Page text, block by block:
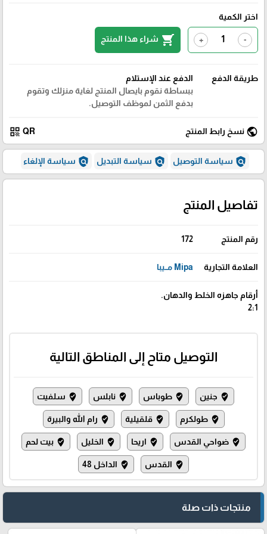
اختر الكمية
-
+
shopping_cart شراء هذا المنتج
طريقة الدفع
الدفع عند الإستلام
ببساطة نقوم بايصال المنتج لغاية منزلك وتقوم
بدفع الثمن لموظف التوصيل.
public نسخ رابط المنتج QR
qr_code
policy سياسة التوصيل policy سياسة التبديل policy سياسة الإلغاء
تفاصيل المنتج
رقم المنتج 172
العلامة التجارية Mipa مــيبا
أرقام جاهزه الخلط والدهان.
2:1
التوصيل متاح إلى المناطق التالية
where_to_vote جنين where_to_vote طوباس where_to_vote نابلس where_to_vote سلفيت
where_to_vote طولكرم where_to_vote قلقيلية where_to_vote رام الله والبيرة
where_to_vote ضواحي القدس where_to_vote اريحا where_to_vote الخليل where_to_vote بيت لحم
where_to_vote القدس where_to_vote الداخل 48
منتجات ذات صلة